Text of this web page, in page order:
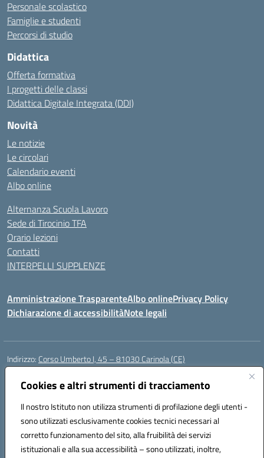
Cookies e altri strumenti di tracciamento
Il nostro Istituto non utilizza strumenti di profilazione degli utenti -
sono utilizzati esclusivamente cookies tecnici necessari al
corretto funzionamento del sito, alla fruibilità dei servizi
istituzionali e alla sua accessibilità – sono utilizzati, inoltre,
Personale scolastico
Famiglie e studenti
Percorsi di studio
Didattica
Offerta formativa
I progetti delle classi
Didattica Digitale Integrata (DDI)
Novità
Le notizie
Le circolari
Calendario eventi
Albo online
Alternanza Scuola Lavoro
Sede di Tirocinio TFA
Orario lezioni
Contatti
INTERPELLI SUPPLENZE
Amministrazione TrasparenteAlbo onlinePrivacy Policy
Dichiarazione di accessibilitàNote legali
Indirizzo: Corso Umberto I, 45 – 81030 Carinola (CE)
Centralino:
Posta elettronica certificata (PEC):ceic88700p@pec.istruzione.it
Codice fiscale: 95014250617
Codice meccanografico:CEIC88700P
Codice Indice delle Pubbliche Amministrazioni (IPA): istsc_ceic88700p
Codice unico di fatturazione (CUF): UFBPW4